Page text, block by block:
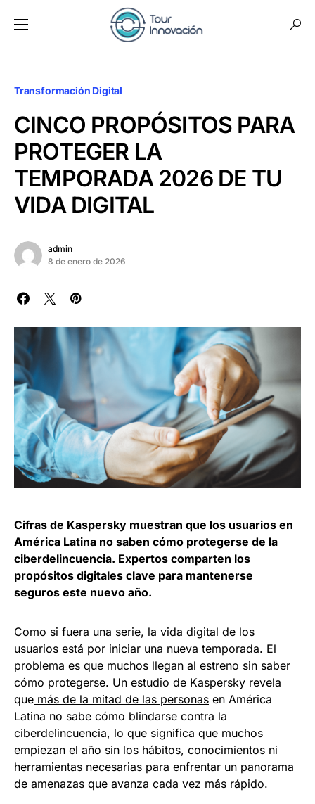
Transformación Digital
CINCO PROPÓSITOS PARA
PROTEGER LA
TEMPORADA 2026 DE TU
VIDA DIGITAL
admin
8 de enero de 2026
Cifras de Kaspersky muestran que los usuarios en
América Latina no saben cómo protegerse de la
ciberdelincuencia. Expertos comparten los
propósitos digitales clave para mantenerse
seguros este nuevo año.
Como si fuera una serie, la vida digital de los
usuarios está por iniciar una nueva temporada. El
problema es que muchos llegan al estreno sin saber
cómo protegerse. Un estudio de Kaspersky revela
que más de la mitad de las personas en América
Latina no sabe cómo blindarse contra la
ciberdelincuencia, lo que significa que muchos
empiezan el año sin los hábitos, conocimientos ni
herramientas necesarias para enfrentar un panorama
de amenazas que avanza cada vez más rápido.